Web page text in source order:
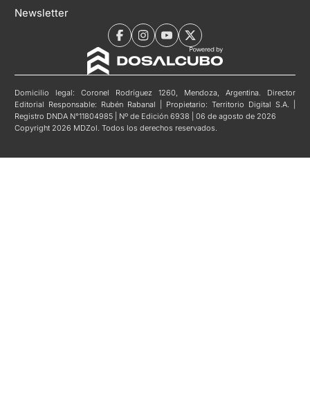
Newsletter
Domicilio legal: Coronel Rodríguez 1260, Mendoza, Argentina. Director
Editorial Responsable: Rubén Rabanal | Propietario: Territorio Digital S.A. |
Registro DNDA N°11804985 | Nº de Edición 6938 | 06 de agosto de 2026
Copyright 2026 MDZol. Todos los derechos reservados.